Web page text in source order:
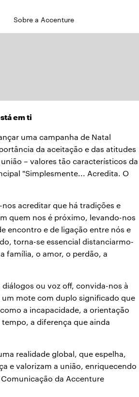
Sobre a Accenture
em ti
uma campanha de Natal
da aceitação e das atitudes
– valores tão característicos da
"Simplesmente... Acredita. O
acreditar que há tradições e
quem nos é próximo, levando-nos
encontro e de ligação entre nós e
torna-se essencial distanciarmo-
família, o amor, o perdão, a
ou voz off, convida-nos à
mote com duplo significado que
a incapacidade, a orientação
a diferença que ainda
realidade global, que espelha,
e valorizam a união, enriquecendo
da Accenture